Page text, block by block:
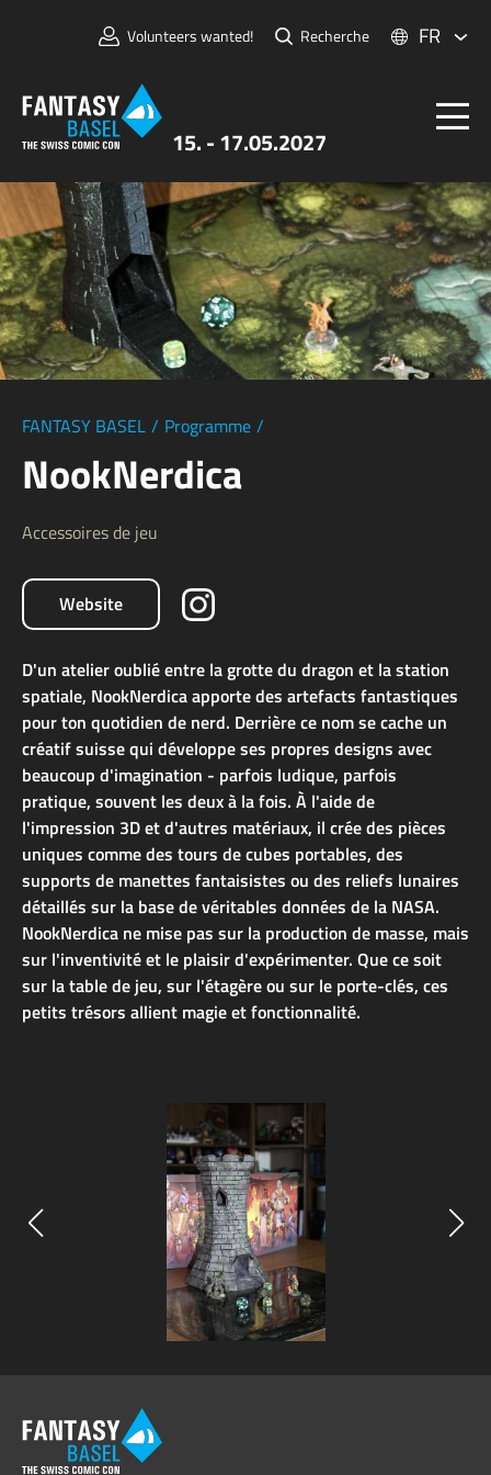
15. - 17.05.2027
Volunteers wanted! Recherche FR
Billets
FANTASY BASEL
Informations
Pour Exposants
Presse et Médias
FANTASY BASEL / Programme /
NookNerdica
Accessoires de jeu
Website
D'un atelier oublié entre la grotte du dragon et la station
spatiale, NookNerdica apporte des artefacts fantastiques
pour ton quotidien de nerd. Derrière ce nom se cache un
créatif suisse qui développe ses propres designs avec
beaucoup d'imagination - parfois ludique, parfois
pratique, souvent les deux à la fois. À l'aide de
l'impression 3D et d'autres matériaux, il crée des pièces
uniques comme des tours de cubes portables, des
supports de manettes fantaisistes ou des reliefs lunaires
détaillés sur la base de véritables données de la NASA.
NookNerdica ne mise pas sur la production de masse, mais
sur l'inventivité et le plaisir d'expérimenter. Que ce soit
sur la table de jeu, sur l'étagère ou sur le porte-clés, ces
petits trésors allient magie et fonctionnalité.